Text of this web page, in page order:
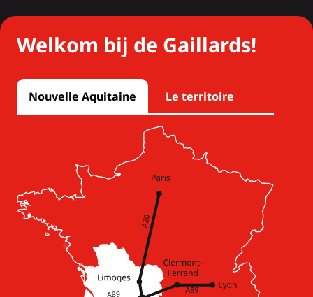
Welkom bij de Gaillards!
Nouvelle Aquitaine Le territoire